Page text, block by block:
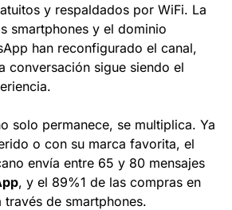
y respaldados por WiFi. La
smartphones y el dominio
han reconfigurado el canal,
conversación sigue siendo el
solo permanece, se multiplica. Ya
o con su marca favorita, el
envía entre 65 y 80 mensajes
, y el 89%1 de las compras en
través de smartphones.